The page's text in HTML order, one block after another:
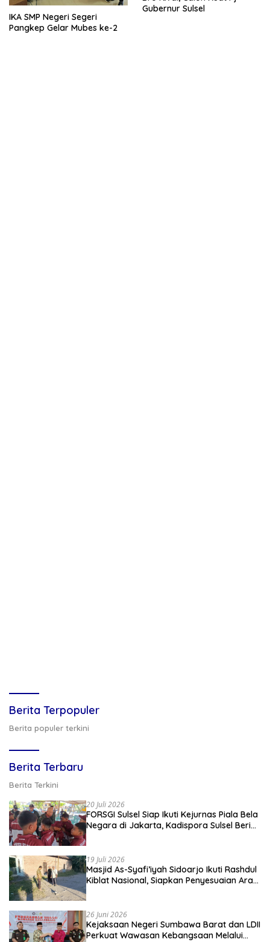
IKA SMP Negeri Segeri
Pangkep Gelar Mubes ke-2
Gubernur Sulsel
Berita Terpopuler
Berita populer terkini
Berita Terbaru
Berita Terkini
20 Juli 2026
FORSGI Sulsel Siap Ikuti Kejurnas Piala Bela
Negara di Jakarta, Kadispora Sulsel Beri
19 Juli 2026
Masjid As-Syafi’iyah Sidoarjo Ikuti Rashdul
Kiblat Nasional, Siapkan Penyesuaian Arah
26 Juni 2026
Kejaksaan Negeri Sumbawa Barat dan LDII
Perkuat Wawasan Kebangsaan Melalui